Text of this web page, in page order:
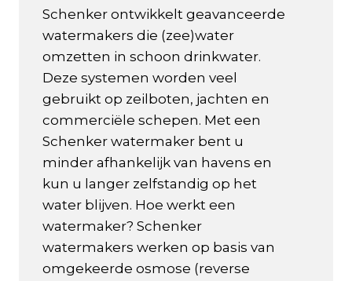
Schenker ontwikkelt geavanceerde
watermakers die (zee)water
omzetten in schoon drinkwater.
Deze systemen worden veel
gebruikt op zeilboten, jachten en
commerciële schepen. Met een
Schenker watermaker bent u
minder afhankelijk van havens en
kun u langer zelfstandig op het
water blijven. Hoe werkt een
watermaker? Schenker
watermakers werken op basis van
omgekeerde osmose (reverse